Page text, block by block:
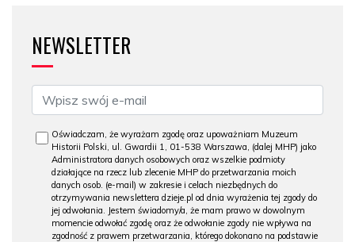
NEWSLETTER
Oświadczam, że wyrażam zgodę oraz upoważniam Muzeum
Historii Polski, ul. Gwardii 1, 01-538 Warszawa, (dalej MHP) jako
Administratora danych osobowych oraz wszelkie podmioty
działające na rzecz lub zlecenie MHP do przetwarzania moich
danych osob. (e-mail) w zakresie i celach niezbędnych do
otrzymywania newslettera dzieje.pl od dnia wyrażenia tej zgody do
jej odwołania. Jestem świadomy/a, że mam prawo w dowolnym
momencie odwołać zgodę oraz że odwołanie zgody nie wpływa na
zgodność z prawem przetwarzania, którego dokonano na podstawie